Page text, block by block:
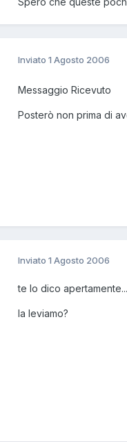
Inviato 1 Agosto 2006
Messaggio Ricevuto
Posterò non prima di
Inviato 1 Agosto 2006
te lo dico
la leviamo?